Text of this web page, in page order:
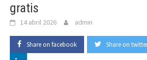
gratis
14 abril 2026 admin
Share on facebook Share on